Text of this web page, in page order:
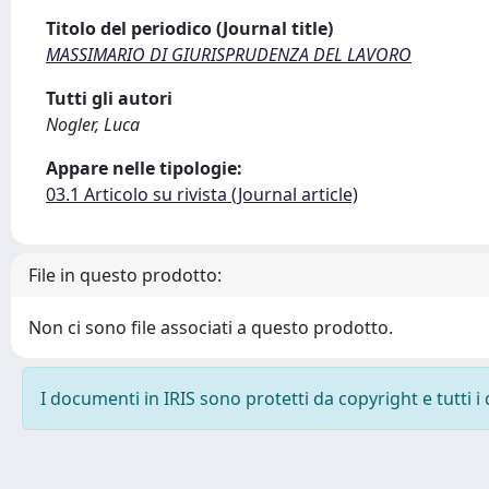
Titolo del periodico (Journal title)
MASSIMARIO DI GIURISPRUDENZA DEL LAVORO
Tutti gli autori
Nogler, Luca
Appare nelle tipologie:
03.1 Articolo su rivista (Journal article)
File in questo prodotto:
Non ci sono file associati a questo prodotto.
I documenti in IRIS sono protetti da copyright e tutti